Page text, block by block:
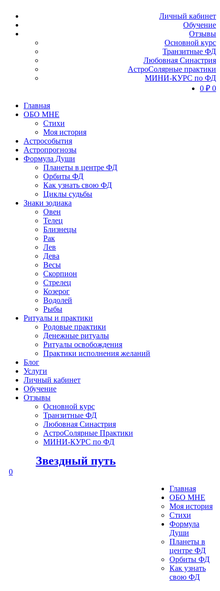
Личный кабинет
Обучение
Отзывы
Основной курс
Транзитные ФД
Любовная Синастрия
АстроСолярные практики
МИНИ-КУРС по ФД
0 ₽ 0
Главная
ОБО МНЕ
Стихи
Моя история
Астрособытия
Астропрогнозы
Формула Души
Планеты в центре ФД
Орбиты ФД
Как узнать свою ФД
Циклы судьбы
Знаки зодиака
Овен
Телец
Близнецы
Рак
Лев
Дева
Весы
Скорпион
Стрелец
Козерог
Водолей
Рыбы
Ритуалы и практики
Родовые практики
Денежные ритуалы
Ритуалы освобождения
Практики исполнения желаний
Блог
Услуги
Личный кабинет
Обучение
Отзывы
Основной курс
Транзитные ФД
Любовная Синастрия
АстроСолярные Практики
МИНИ-КУРС по ФД
Звездный путь
0
Главная
ОБО МНЕ
Моя история
Стихи
Формула
Души
Планеты в
центре ФД
Орбиты ФД
Как узнать
свою ФД